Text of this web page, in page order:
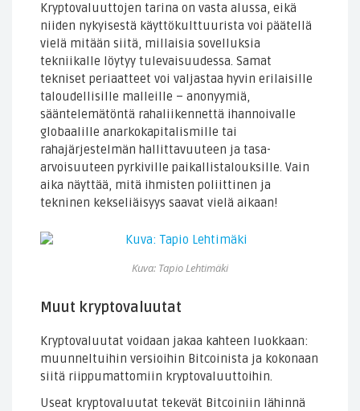
Kryptovaluuttojen tarina on vasta alussa, eikä
niiden nykyisestä käyttökulttuurista voi päätellä
vielä mitään siitä, millaisia sovelluksia
tekniikalle löytyy tulevaisuudessa. Samat
tekniset periaatteet voi valjastaa hyvin erilaisille
taloudellisille malleille – anonyymiä,
sääntelemätöntä rahaliikennettä ihannoivalle
globaalille anarkokapitalismille tai
rahajärjestelmän hallittavuuteen ja tasa-
arvoisuuteen pyrkiville paikallistalouksille. Vain
aika näyttää, mitä ihmisten poliittinen ja
tekninen kekseliäisyys saavat vielä aikaan!
Kuva: Tapio Lehtimäki
Muut kryptovaluutat
Kryptovaluutat voidaan jakaa kahteen luokkaan:
muunneltuihin versioihin Bitcoinista ja kokonaan
siitä riippumattomiin kryptovaluuttoihin.
Useat kryptovaluutat tekevät Bitcoiniin lähinnä